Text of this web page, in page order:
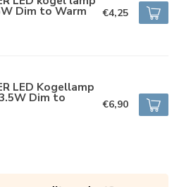
Dim to Warm €4,25
LED Kogellamp
Dim to €6,90